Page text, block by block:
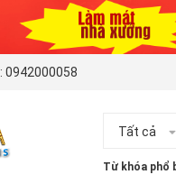
0942000058
Tất cả
Từ khóa phổ